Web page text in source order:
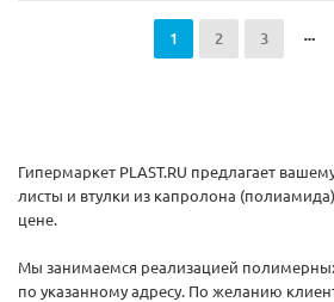
1 2 3
Гипермаркет PLAST.RU предлагает
листы и втулки из капролона
цене.
Мы занимаемся реализацией
по указанному адресу. По желанию